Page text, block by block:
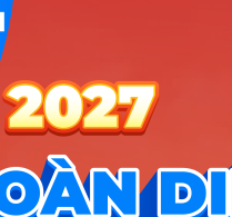
11 Ngôn ngữ Nhật
12 Ngôn ngữ Hàn Quốc
Ngôn ngữ Ả Rập
14 Văn hóa truyền thông xuyên quốc gia